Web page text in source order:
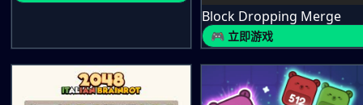
Block Dropping Merge
🎮 立即游戏